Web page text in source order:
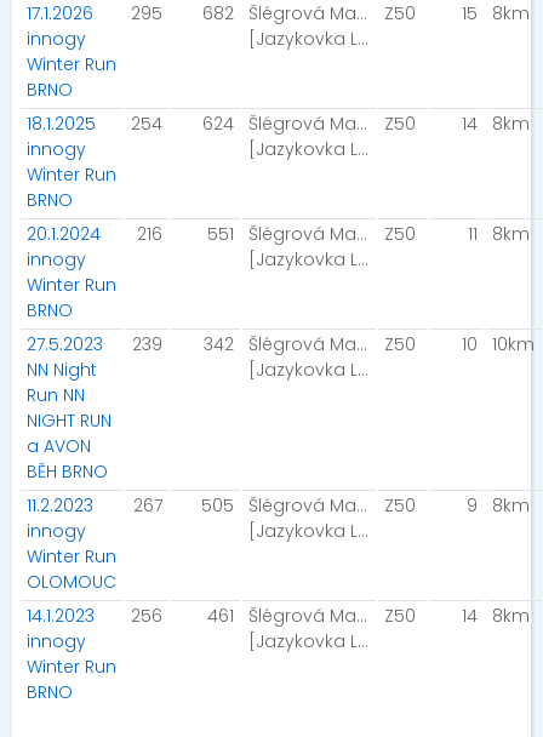
17.1.2026
innogy
Winter Run
BRNO
295 682
Šlégrová Marcela
[Jazykovka Letovice Team]
Z50 15 8km
18.1.2025
innogy
Winter Run
BRNO
254 624
Šlégrová Marcela
[Jazykovka Letovice Team]
Z50 14 8km
20.1.2024
innogy
Winter Run
BRNO
216 551
Šlégrová Marcela
[Jazykovka Letovice Team]
Z50 11 8km
27.5.2023
NN Night
Run NN
NIGHT RUN
a AVON
BĚH BRNO
239 342
Šlégrová Marcela
[Jazykovka Letovice Team]
Z50 10 10km
11.2.2023
innogy
Winter Run
OLOMOUC
267 505
Šlégrová Marcela
[Jazykovka Letovice Team]
Z50 9 8km
14.1.2023
innogy
Winter Run
BRNO
256 461
Šlégrová Marcela
[Jazykovka Letovice Team]
Z50 14 8km